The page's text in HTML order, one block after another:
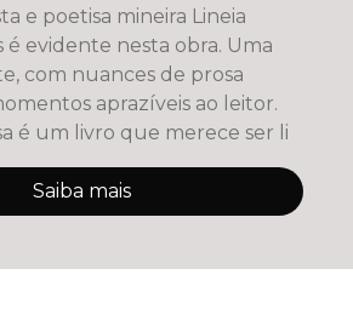
e poetisa mineira Lineia
é evidente nesta obra. Uma
com nuances de prosa
aprazíveis ao leitor.
é um livro que merece ser li
Saiba mais